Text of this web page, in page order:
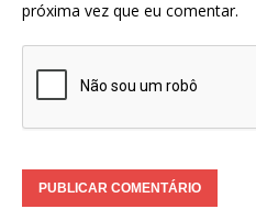
próxima vez que eu comentar.